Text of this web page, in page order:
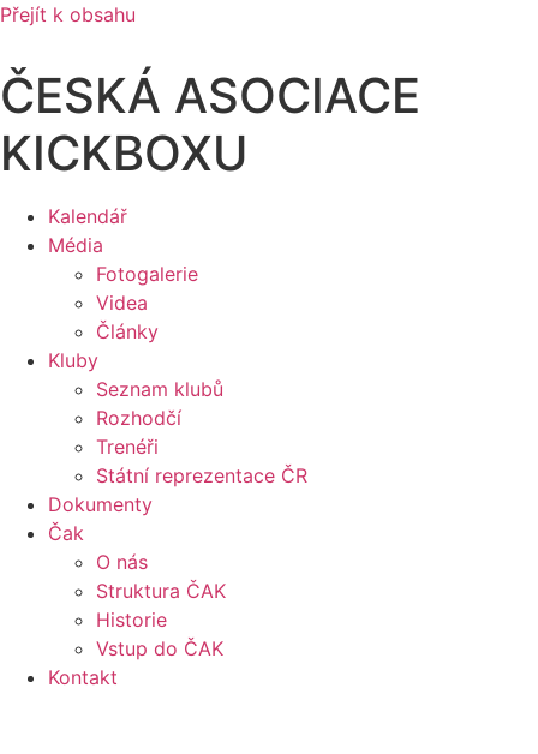
Přejít k obsahu
ČESKÁ ASOCIACE
KICKBOXU
Kalendář
Média
Fotogalerie
Videa
Články
Kluby
Seznam klubů
Rozhodčí
Trenéři
Státní reprezentace ČR
Dokumenty
Čak
O nás
Struktura ČAK
Historie
Vstup do ČAK
Kontakt